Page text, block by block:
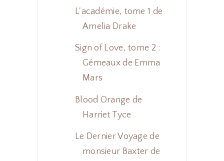
L'académie, tome 1 de
Amelia Drake
Sign of Love, tome 2 :
Gémeaux de Emma
Mars
Blood Orange de
Harriet Tyce
Le Dernier Voyage de
monsieur Baxter de